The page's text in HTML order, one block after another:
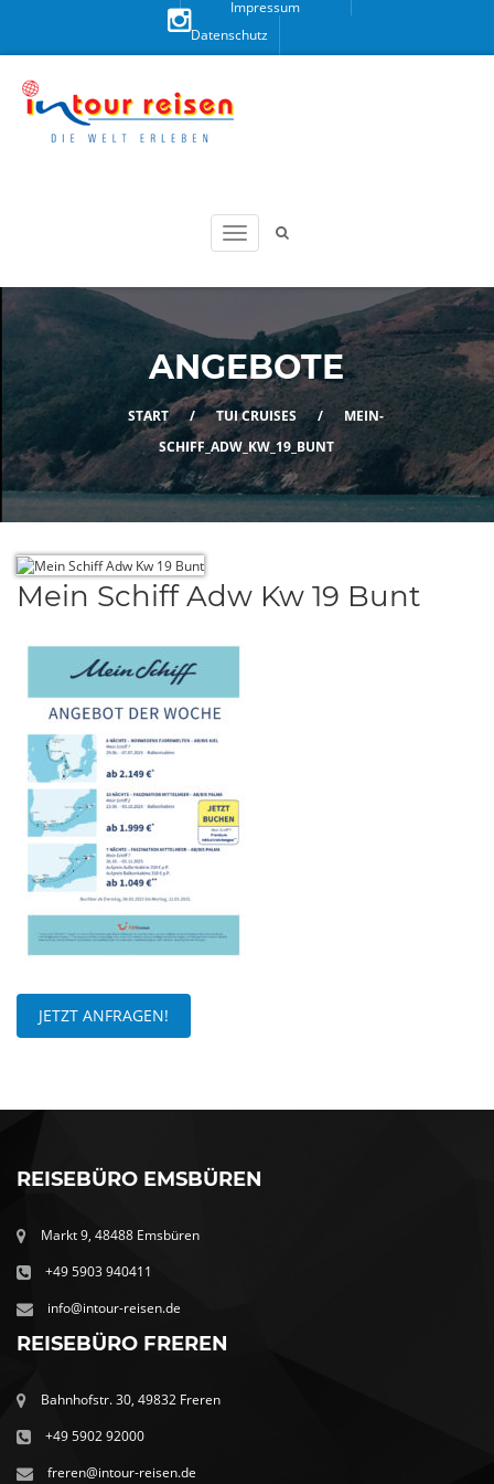
Sie uns
auf
Impressum
Datenschutz
ANGEBOTE
START / TUI CRUISES /
MEIN-
SCHIFF_ADW_KW_19_BUNT
Mein Schiff Adw Kw 19 Bunt
JETZT ANFRAGEN!
REISEBÜRO EMSBÜREN
Markt 9, 48488 Emsbüren
+49 5903 940411
info@intour-reisen.de
REISEBÜRO FREREN
Bahnhofstr. 30, 49832 Freren
+49 5902 92000
freren@intour-reisen.de